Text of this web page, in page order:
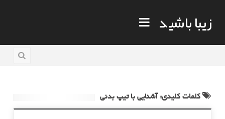
زیبا باشید
کلمات کلیدی: آشنایی با تیپ بدنی